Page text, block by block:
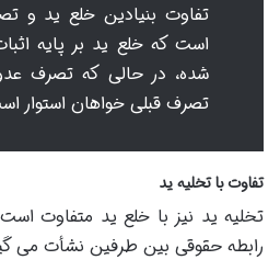
تفاوت بنیادین خلع ید و
است که خلع ید بر پایه
شده، در حالی که تصرف
تصرف قبلی خواهان استوار
تفاوت با تخلیه ید
تخلیه ید نیز با خلع ید متفاوت
رابطه حقوقی بین طرفین نشأت می